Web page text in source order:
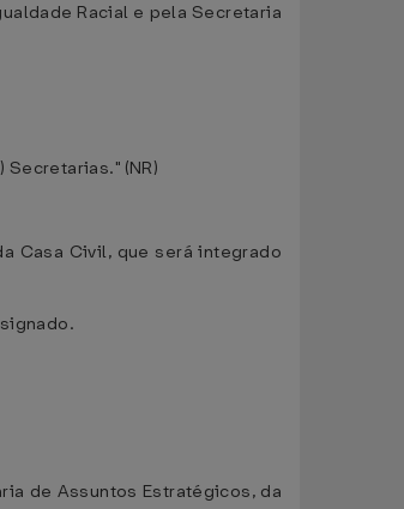
Racial e pela Secretaria
(NR)
Casa Civil, que será integrado
de Assuntos Estratégicos, da